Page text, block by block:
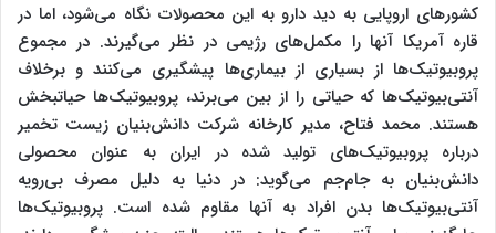
کشورهای اروپایی به دید دارو به این محصولات نگاه می‌شود، اما در
قاره آمریکا آنها را مکمل‌های رژیمی در نظر می‌گیرند. در مجموع
پروبیوتیک‌ها از بسیاری از بیماری‌ها پیشگیری می‌کنند و برخلاف
آنتی‌بیوتیک‌ها که حیاتی را از بین می‌برند، پروبیوتیک‌ها حیاتبخش
هستند. محمد فتاح، مدیر کارخانه شرکت دانش‌بنیان زیست تخمیر
درباره پروبیوتیک‌های تولید شده در ایران به عنوان محصولی
دانش‌بنیان به جام‌جم می‌گوید: در دنیا به دلیل مصرف بی‌رویه
آنتی‌بیوتیک‌ها بدن افراد به آنها مقاوم شده است. پروبیوتیک‌ها